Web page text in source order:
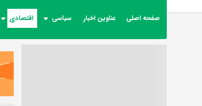
صفحه اصلی عناوین اخبار سیاسی اقتصادی